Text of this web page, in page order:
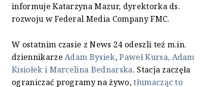
informuje Katarzyna Mazur, dyrektorka ds.
rozwoju w Federal Media Company FMC.
W ostatnim czasie z News 24 odeszli też m.in.
dziennikarzeAdam Bysiek,Paweł Kursa, Adam
Kisiołek i Marcelina Bednarska. Stacja zaczęła
ograniczać programy na żywo,tłumacząc to